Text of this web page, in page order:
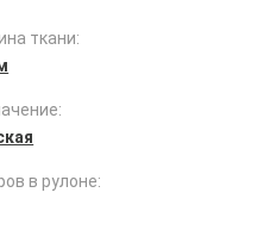
ткани:
в рулоне: